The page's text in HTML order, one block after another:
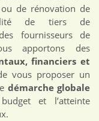
de rénovation de
de tiers de
fournisseurs de
apportons des
financiers et
vous proposer un
démarche globale
et l’atteinte